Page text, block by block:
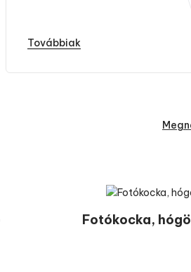
Továbbiak
Fotókocka,